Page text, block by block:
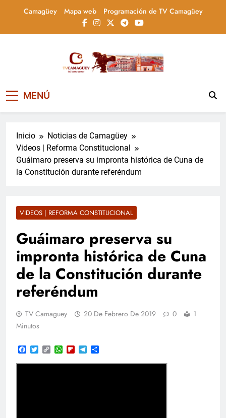
Camagüey Mapa web Programación de TV Camagüey
Televisión Camagüey,
Cuba
informa, educa y entretiene con contenidos
la actualidad nacional
MENÚ
Inicio
Noticias de Camagüey
Videos | Reforma Constitucional
Guáimaro preserva su impronta histórica de Cuna de
la Constitución durante referéndum
VIDEOS | REFORMA CONSTITUCIONAL
Guáimaro preserva su
impronta histórica de Cuna
de la Constitución durante
referéndum
TV Camaguey 20 De Febrero De 2019 0
1
Minutos
Facebook
TwitterCopy
Link
WhatsApp
FlipboardTelegram